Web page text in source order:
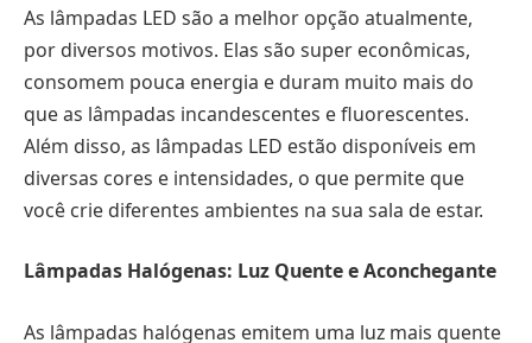
As lâmpadas LED são a melhor opção atualmente,
por diversos motivos. Elas são super econômicas,
consomem pouca energia e duram muito mais do
que as lâmpadas incandescentes e fluorescentes.
Além disso, as lâmpadas LED estão disponíveis em
diversas cores e intensidades, o que permite que
você crie diferentes ambientes na sua sala de estar.
Lâmpadas Halógenas: Luz Quente e Aconchegante
As lâmpadas halógenas emitem uma luz mais quente